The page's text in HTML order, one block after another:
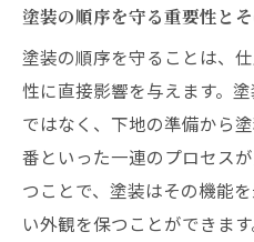
塗装前に見るべき
プロが教える表
確認不足によるト
表面の状態が塗
修復が必要な場
塗装前の清掃がカギ
塗装の順序を守る重要性と
塗装の順序を守ることは、
性に直接影響を与えます。
ではなく、下地の準備から
番といった一連のプロセス
つことで、塗装はその機能
い外観を保つことができま